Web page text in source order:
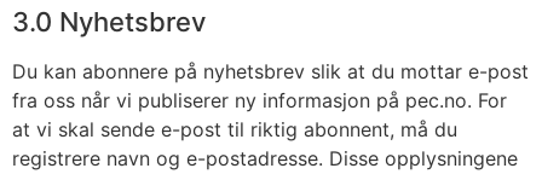
3.0 Nyhetsbrev
Du kan abonnere på nyhetsbrev slik at du mottar e-post
fra oss når vi publiserer ny informasjon på pec.no. For
at vi skal sende e-post til riktig abonnent, må du
registrere navn og e-postadresse. Disse opplysningene